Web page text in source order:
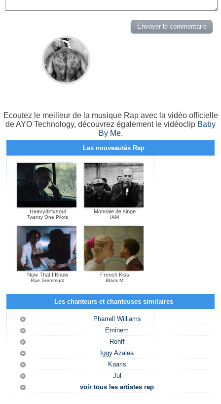
Ecoutez le meilleur de la musique Rap avec la vidéo officielle
de AYO Technology, découvrez également le vidéoclip Baby
By Me.
Les nouveautés Rap
Heavydirtysoul
Twenty One Pilots
Monnaie de singe
IAM
Now That I Know
Rae Sremmurd
French Kiss
Black M
Les chanteurs et chanteuses similaires
Pharrell Williams
Eminem
Rohff
Iggy Azalea
Kaaris
Jul
voir tous les artistes rap